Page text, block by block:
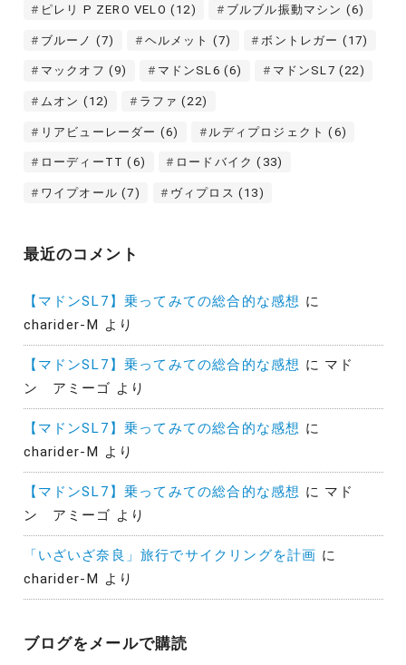
ピレリ P ZERO VELO (12) ブルブル振動マシン (6)
ブルーノ (7) ヘルメット (7) ボントレガー (17)
マックオフ (9) マドンSL6 (6) マドンSL7 (22)
ムオン (12) ラファ (22)
リアビューレーダー (6) ルディプロジェクト (6)
ローディーTT (6) ロードバイク (33)
ワイプオール (7) ヴィプロス (13)
最近のコメント
【マドンSL7】乗ってみての総合的な感想 に
charider-M より
【マドンSL7】乗ってみての総合的な感想 に マド
ン アミーゴ より
【マドンSL7】乗ってみての総合的な感想 に
charider-M より
【マドンSL7】乗ってみての総合的な感想 に マド
ン アミーゴ より
「いざいざ奈良」旅行でサイクリングを計画 に
charider-M より
ブログをメールで購読